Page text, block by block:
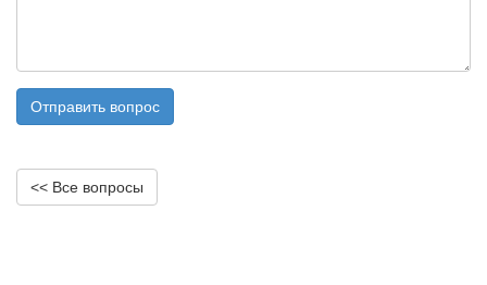
Отправить вопрос
<< Все вопросы